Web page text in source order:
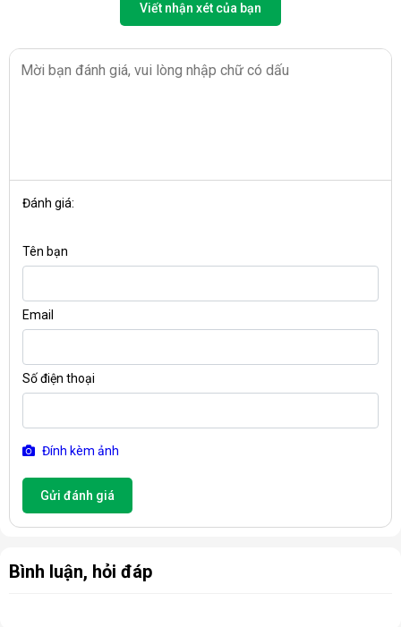
Viết nhận xét của bạn
Đánh giá:
Tên bạn
Email
Số điện thoại
Đính kèm ảnh
Gửi đánh giá
Bình luận, hỏi đáp